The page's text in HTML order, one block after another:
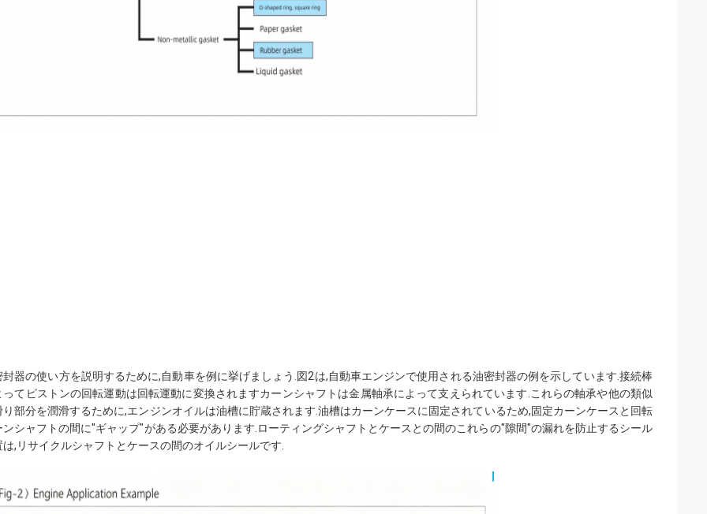
封器の使い方を説明するために,自動車を例に挙げましょう.図2は,自動車エンジンで使用される油密封器の例を示しています.接続棒
ってピストンの回転運動は回転運動に変換されますカーンシャフトは金属軸承によって支えられています.これらの軸承や他の類似
り部分を潤滑するために,エンジンオイルは油槽に貯蔵されます.油槽はカーンケースに固定されているため,固定カーンケースと回転
ンシャフトの間に"ギャップ"がある必要があります.ローティングシャフトとケースとの間のこれらの"隙間"の漏れを防止するシール
は,リサイクルシャフトとケースの間のオイルシールです.